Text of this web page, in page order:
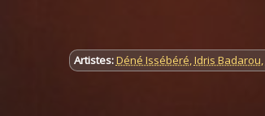
Artistes:Déné Issébéré,Idris Badarou,